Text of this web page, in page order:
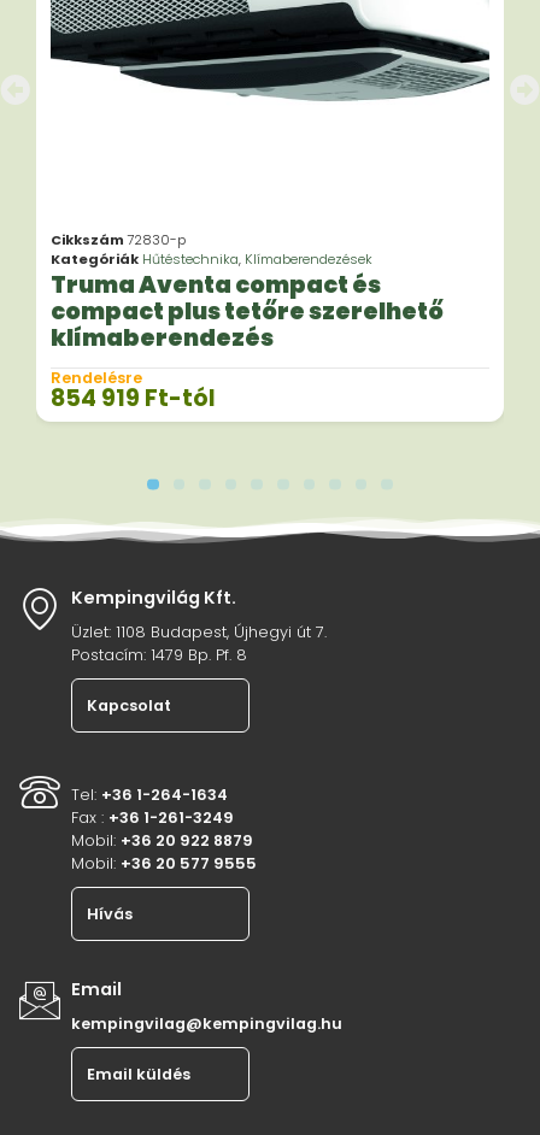
Cikkszám72830-p
Kategóriák Hűtéstechnika, Klímaberendezések
Truma Aventa compact és
compact plus tetőre szerelhető
klímaberendezés
Rendelésre
854 919 Ft-tól
Kempingvilág Kft.
Üzlet: 1108 Budapest, Újhegyi út 7.
Postacím: 1479 Bp. Pf. 8
Kapcsolat
Tel: +36 1-264-1634
Fax : +36 1-261-3249
Mobil: +36 20 922 8879
Mobil: +36 20 577 9555
Hívás
Email
kempingvilag@kempingvilag.hu
Email küldés